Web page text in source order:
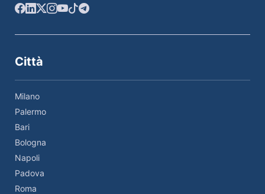
Città
Milano
Palermo
Bari
Bologna
Napoli
Padova
Roma